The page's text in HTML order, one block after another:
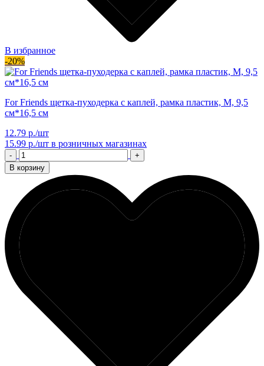
В избранное
-20%
For Friends щетка-пуходерка с каплей, рамка пластик, M, 9,5
см*16,5 см
12.79 р./шт
15.99 р./шт в розничных магазинах
-
+
В корзину